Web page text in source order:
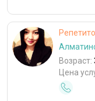
Возраст:
Цена